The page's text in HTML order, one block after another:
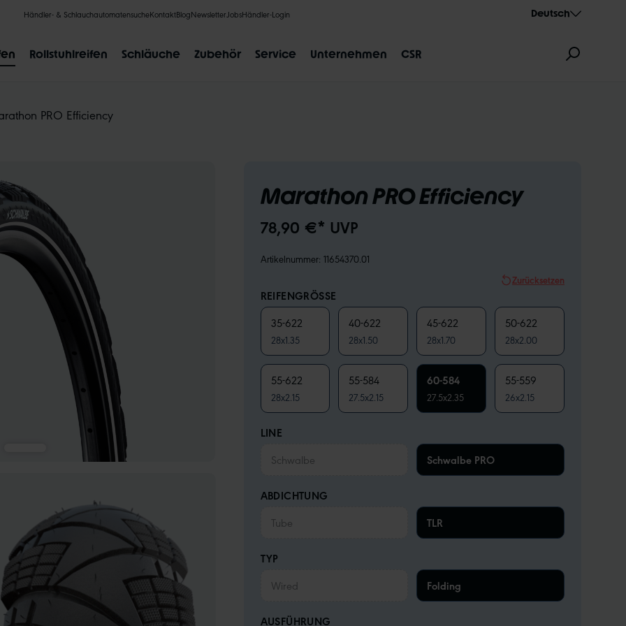
Händler- & SchlauchautomatensucheKontaktBlogNewsletter JobsHändler-Login Deutsch
Rollstuhlreifen Schläuche Zubehör Service Unternehmen CSR
CLIK VALVE
PRO Efficiency
Marathon PRO Efficiency
78,90 €* UVP
Artikelnummer: 11654370.01
Zurücksetzen
REIFENGRÖSSE
35-622
28x1.35
40-622
28x1.50
45-622
28x1.70
50-622
28x2.00
55-622
28x2.15
55-584
27.5x2.15
60-584
27.5x2.35
55-559
26x2.15
LINE
Schwalbe Schwalbe PRO
ABDICHTUNG
Tube TLR
TYP
Wired Folding
AUSFÜHRUNG